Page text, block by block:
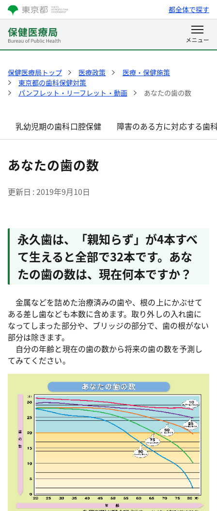
都全体で探す
保健医療局トップ 医療政策
医療・保健施策
東京都の歯科保健対策
パンフレット・リーフレット・動画
あなたの歯の数
乳幼児期の歯科口腔保健 障害のある方に対応する歯
あなたの歯の数
更新日 2019年9月10日
永久歯は、「親知らず」が4本すべ
て生えると全部で32本です。あな
たの歯の数は、現在何本ですか？
金属などを詰めた治療済みの歯や、根の上にかぶせて
ある差し歯なども本数に含めます。取り外しの入れ歯に
なってしまった部分や、ブリッジの部分で、歯の根がない
部分は除きます。
自分の年齢と現在の歯の数から将来の歯の数を予測し
てみてください。